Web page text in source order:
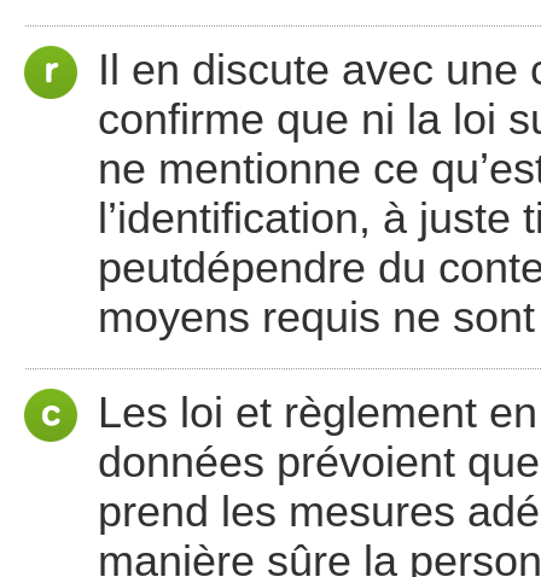
Il en discute avec une
confirme que ni la loi
ne mentionne ce
l’identification, à juste
peutdépendre du
moyens requis ne
Les loi et règlement
données prévoient
prend les mesures
manière sûre la